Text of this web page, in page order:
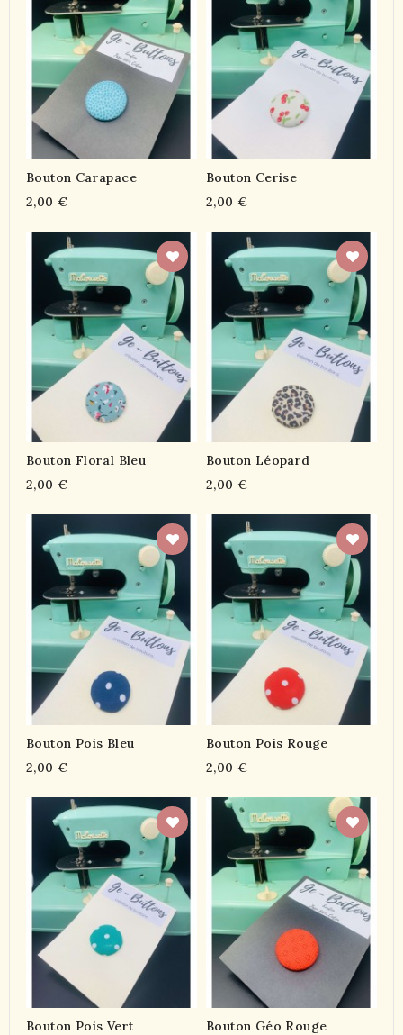
Bouton Carapace
2,00 €
Bouton Cerise
2,00 €
Bouton Floral Bleu
2,00 €
Bouton Léopard
2,00 €
Bouton Pois Bleu
2,00 €
Bouton Pois Rouge
2,00 €
Bouton Pois Vert
Bouton Géo Rouge